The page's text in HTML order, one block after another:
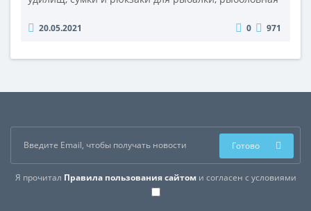
летия компании «Акрополис». Желаем всем
20.05.2021 0 971
Я прочитал Правила пользования сайтоми согласен с условиями
Готово